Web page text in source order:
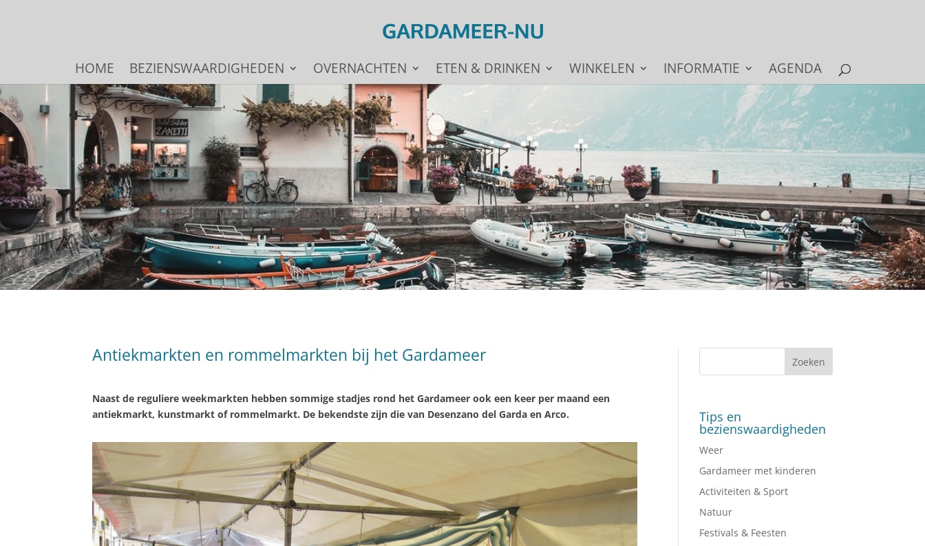
HOME BEZIENSWAARDIGHEDEN OVERNACHTEN ETEN & DRINKEN WINKELEN INFORMATIE AGENDA
Antiekmarkten en rommelmarkten bij het Gardameer
Naast de reguliere weekmarkten hebben sommige stadjes rond het Gardameer ook een keer per maand een
antiekmarkt, kunstmarkt of rommelmarkt. De bekendste zijn die van Desenzano del Garda en Arco.
Tips en
bezienswaardigheden
Weer
Gardameer met kinderen
Activiteiten & Sport
Natuur
Festivals & Feesten